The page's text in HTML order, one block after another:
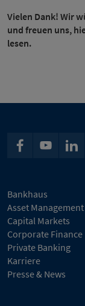
Vielen Dank! Wir
und freuen uns,
lesen.
Bankhaus
Asset Management
Capital Markets
Corporate Finance
Private Banking
Karriere
Presse & News